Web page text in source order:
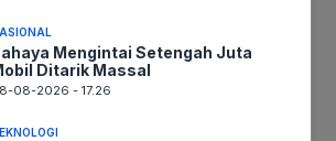
Mengintai Setengah Juta
Ditarik Massal
08-2026 - 17.26